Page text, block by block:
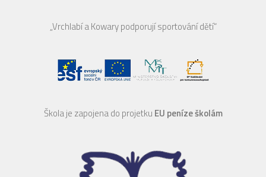
„Vrchlabí a Kowary podporují sportování dětí“
Škola je zapojena do projetku EU peníze školám